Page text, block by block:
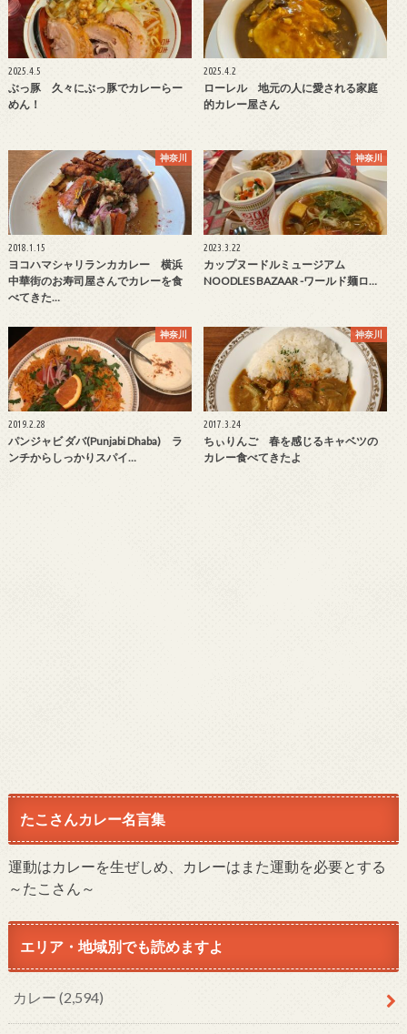
2025.4.5
ぶっ豚 久々にぶっ豚でカレーらー
めん！
2025.4.2
ローレル 地元の人に愛される家庭
的カレー屋さん
神奈川
2018.1.15
ヨコハマシャリランカカレー 横浜
中華街のお寿司屋さんでカレーを食
べてきた…
神奈川
2023.3.22
カップヌードルミュージアム
NOODLES BAZAAR -ワールド麺ロ…
神奈川
2019.2.28
パンジャビ ダバ(Punjabi Dhaba) ラ
ンチからしっかりスパイ…
神奈川
2017.3.24
ちぃりんご 春を感じるキャベツの
カレー食べてきたよ
たこさんカレー名言集
運動はカレーを生ぜしめ、カレーはまた運動を必要とする
～たこさん～
エリア・地域別でも読めますよ
カレー (2,594)